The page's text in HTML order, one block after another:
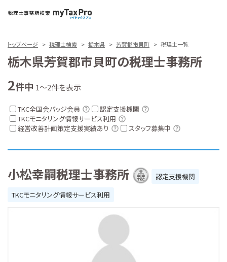
トップページ 税理士検索 栃木県 芳賀郡市貝町 税理士一覧
栃木県芳賀郡市貝町の税理士事務所
2件中 1～2件を表示
TKC全国会バッジ会員
認定支援機関
TKCモニタリング情報サービス利用
経営改善計画策定支援実績あり
スタッフ募集中
小松幸嗣税理士事務所
認定支援機関
TKCモニタリング情報サービス利用